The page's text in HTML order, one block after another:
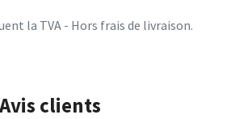
la TVA - Hors frais de livraison.
Avis clients